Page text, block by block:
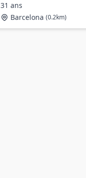
31 ans
Barcelona (0.2km)